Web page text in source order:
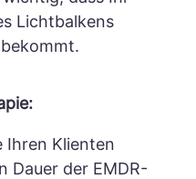
Lichtbalkens
Ihren Klienten
Dauer der EMDR-